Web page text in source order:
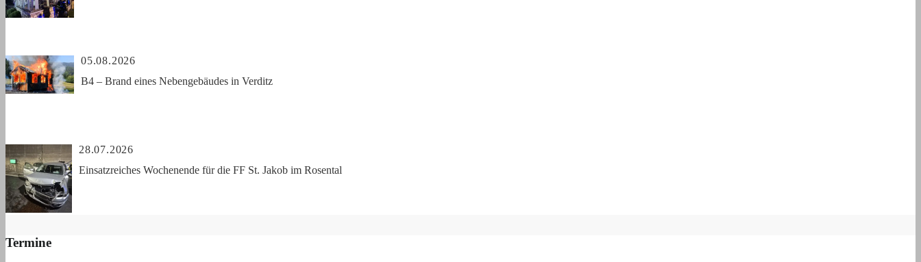
05.08.2026
B4 – Brand eines Nebengebäudes in Verditz
28.07.2026
Einsatzreiches Wochenende für die FF St. Jakob im Rosental
Termine